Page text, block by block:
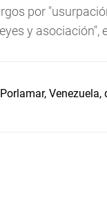
por
y asociación",